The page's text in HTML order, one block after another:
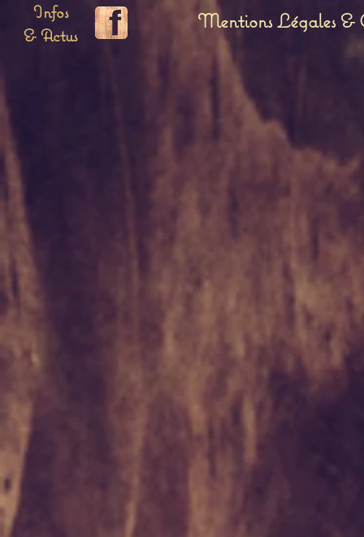
Infos
& Actus
Mentions Légales &